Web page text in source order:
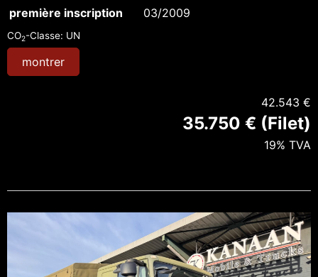
première inscription
03/2009
CO2-Classe: UN
montrer
42.543 €
35.750 € (Filet)
19% TVA